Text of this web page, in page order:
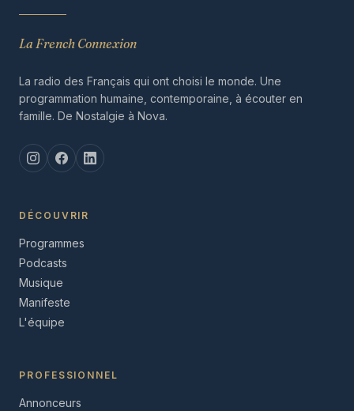
La French Connexion
La radio des Français qui ont choisi le monde. Une
programmation humaine, contemporaine, à écouter en
famille. De Nostalgie à Nova.
DÉCOUVRIR
Programmes
Podcasts
Musique
Manifeste
L'équipe
PROFESSIONNEL
Annonceurs